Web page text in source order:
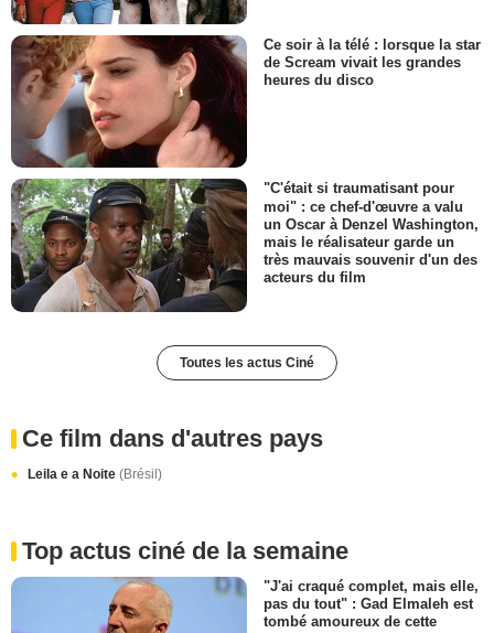
Ce soir à la télé : lorsque la star
de Scream vivait les grandes
heures du disco
"C'était si traumatisant pour
moi" : ce chef-d'œuvre a valu
un Oscar à Denzel Washington,
mais le réalisateur garde un
très mauvais souvenir d'un des
acteurs du film
Toutes les actus Ciné
Ce film dans d'autres pays
Leila e a Noite (Brésil)
Top actus ciné de la semaine
"J'ai craqué complet, mais elle,
pas du tout" : Gad Elmaleh est
tombé amoureux de cette